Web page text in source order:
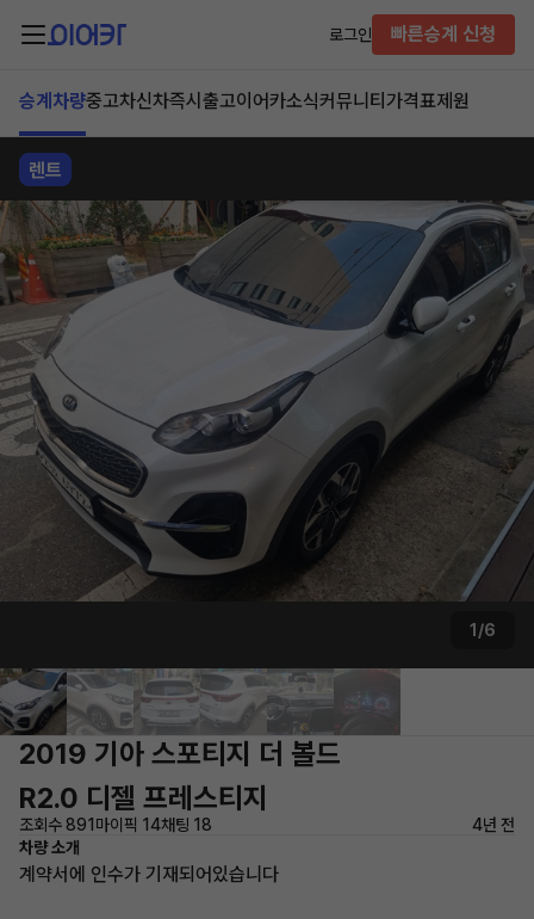
로그인 빠른승계 신청
승계차량중고차신차즉시출고이어카소식커뮤니티 가격표제원
렌트
1/6
2019 기아 스포티지 더 볼드
R2.0 디젤 프레스티지
조회수 891 마이픽 14채팅 18
4년 전
차량 소개
계약서에 인수가 기재되어있습니다